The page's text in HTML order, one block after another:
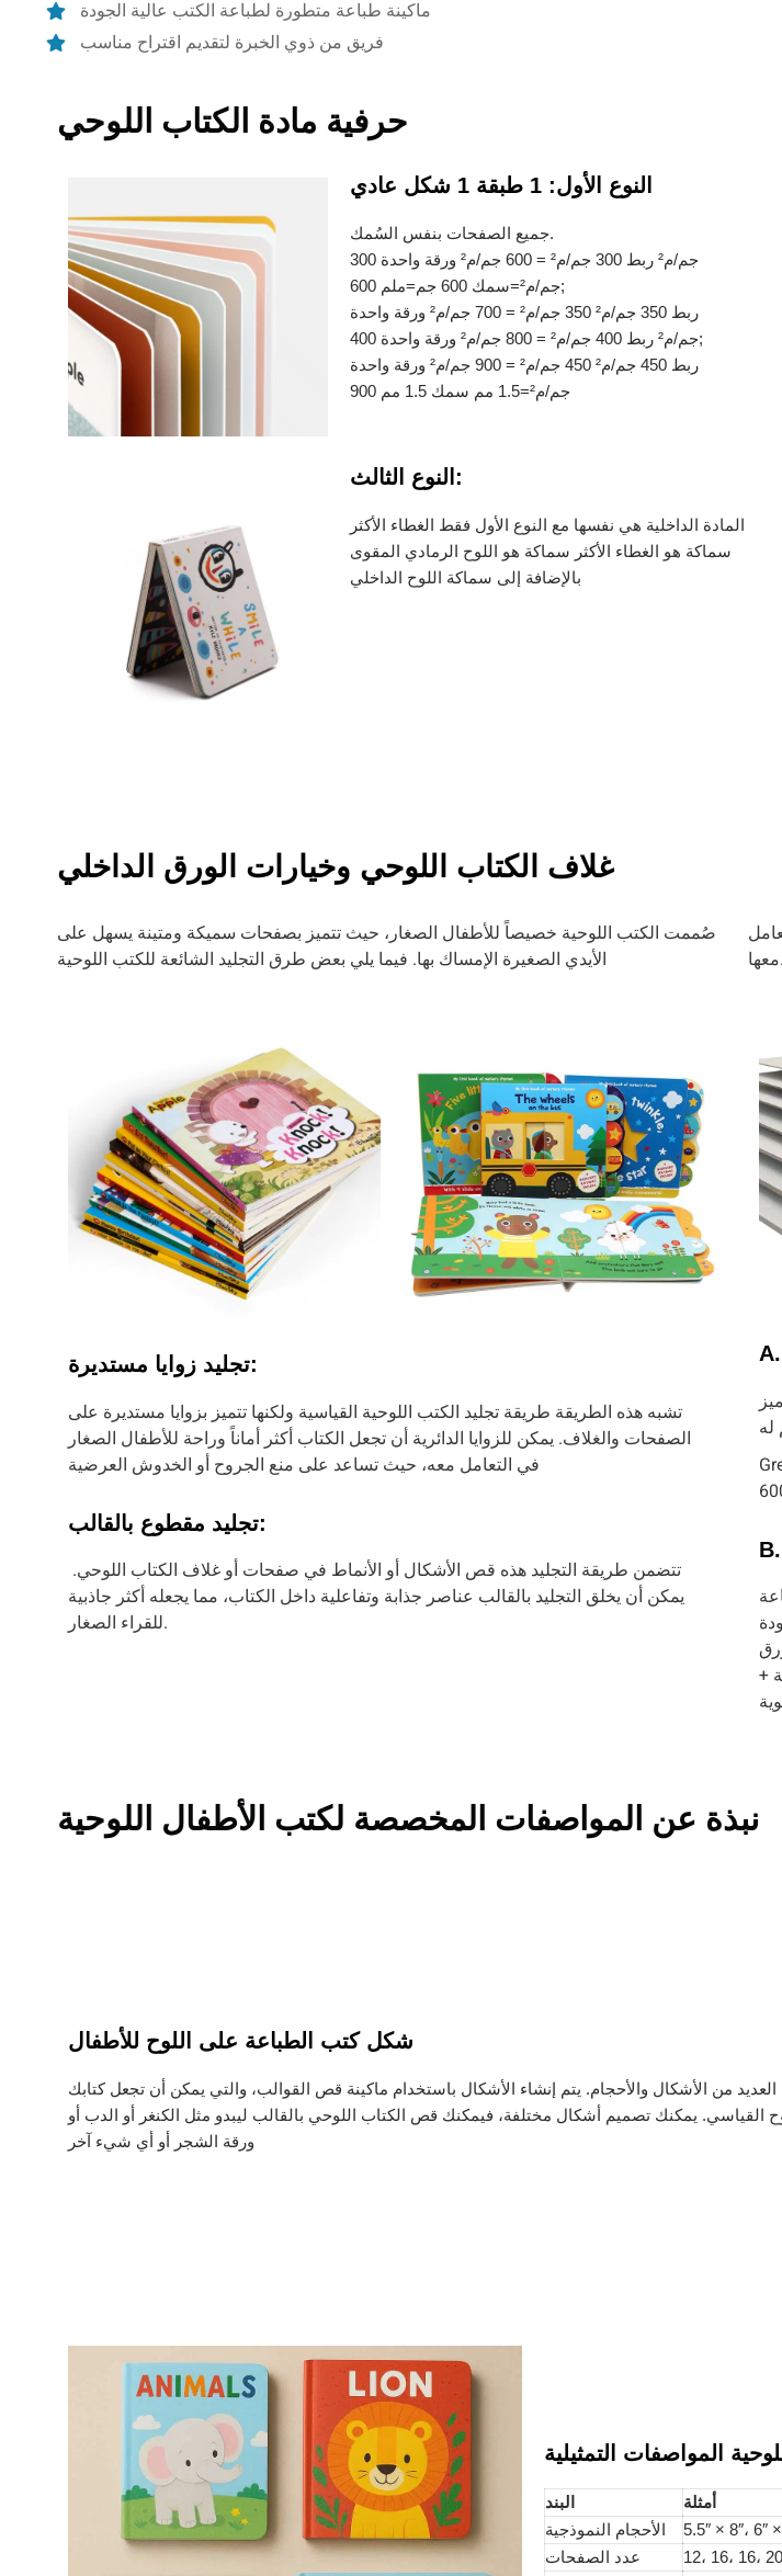
ماكينة طباعة متطورة لطباعة الكتب عالية الجودة
فريق من ذوي الخبرة لتقديم اقتراح مناسب
حرفية مادة الكتاب اللوحي
النوع الأول: 1 طبقة 1 شكل عادي
جميع الصفحات بنفس السُمك.
600 جم/م²=سمك 600 جم=ملم;
ربط 350 جم/م² 350 جم/م² = 700 جم/م² ورقة واحدة
400 جم/م² ربط 400 جم/م² = 800 جم/م² ورقة واحدة;
ربط 450 جم/م² 450 جم/م² = 900 جم/م² ورقة واحدة
900 جم/م²=1.5 مم سمك 1.5 مم
النوع الثالث:
المادة الداخلية هي نفسها مع النوع الأول فقط الغطاء الأكثر
سماكة هو الغطاء الأكثر سماكة هو اللوح الرمادي المقوى
بالإضافة إلى سماكة اللوح الداخلي
غلاف الكتاب اللوحي وخيارات الورق الداخلي
صُممت الكتب اللوحية خصيصاً للأطفال الصغار، حيث تتميز بصفحات سميكة ومتينة يسهل على
الأيدي الصغيرة الإمساك بها. فيما يلي بعض طرق التجليد الشائعة للكتب اللوحية
تجليد زوايا مستديرة:
تشبه هذه الطريقة طريقة تجليد الكتب اللوحية القياسية ولكنها تتميز بزوايا مستديرة على
الصفحات والغلاف. يمكن للزوايا الدائرية أن تجعل الكتاب أكثر أماناً وراحة للأطفال الصغار
في التعامل معه، حيث تساعد على منع الجروح أو الخدوش العرضية
تجليد مقطوع بالقالب:
يمكن أن يخلق التجليد بالقالب عناصر جذابة وتفاعلية داخل الكتاب، مما يجعله أكثر جاذبية
للقراء الصغار.
معها.
12 نقطة مئوية +
نبذة عن المواصفات المخصصة لكتب الأطفال اللوحية
شكل كتب الطباعة على اللوح للأطفال
من الأشكال والأحجام. يتم إنشاء الأشكال باستخدام ماكينة قص القوالب، والتي يمكن أن تجعل كتابك
القياسي. يمكنك تصميم أشكال مختلفة، فيمكنك قص الكتاب اللوحي بالقالب ليبدو مثل الكنغر أو الدب أو
ورقة الشجر أو أي شيء آخر
المواصفات التمثيلية
البند
أمثلة
الأحجام النموذجية
عدد الصفحات